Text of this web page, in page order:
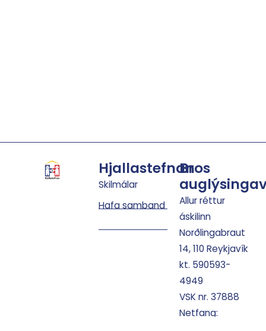
Hjallastefnan
Skilmálar
Hafa samband
Bros
Allur réttur
áskilinn
Norðlingabraut
14, 110 Reykjavík
kt. 590593-
4949
VSK nr. 37888
Netfang: